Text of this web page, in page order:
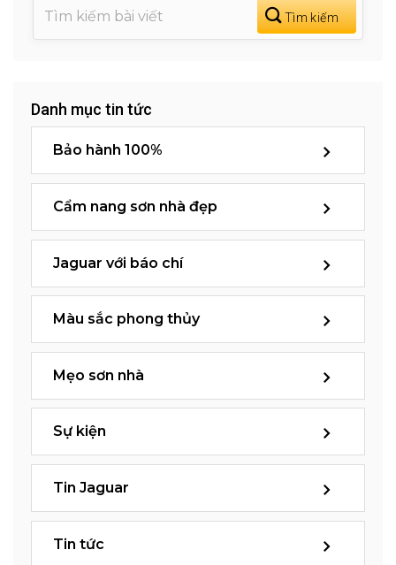
Danh mục tin tức
Bảo hành 100%
Cẩm nang sơn nhà đẹp
Jaguar với báo chí
Màu sắc phong thủy
Mẹo sơn nhà
Sự kiện
Tin Jaguar
Tin tức